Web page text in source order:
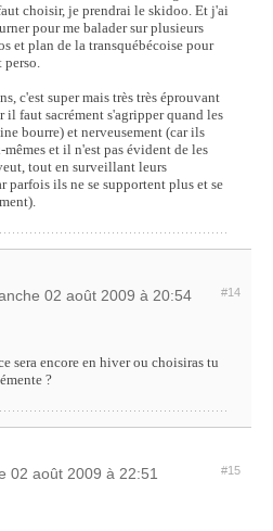
choisir, je prendrai le skidoo. Et j'ai
pour me balader sur plusieurs
et plan de la transquébécoise pour
perso.
c'est super mais très très éprouvant
il faut sacrément s'agripper quand les
bourre) et nerveusement (car ils
et il n'est pas évident de les
tout en surveillant leurs
parfois ils ne se supportent plus et se
02 août 2009 à 20:54 #14
sera encore en hiver ou choisiras tu
?
02 août 2009 à 22:51 #15